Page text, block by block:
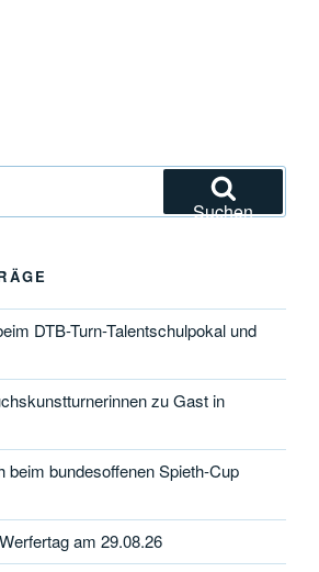
Suchen
DTB-Turn-Talentschulpokal und
zu Gast in
beim bundesoffenen Spieth-Cup
am 29.08.26